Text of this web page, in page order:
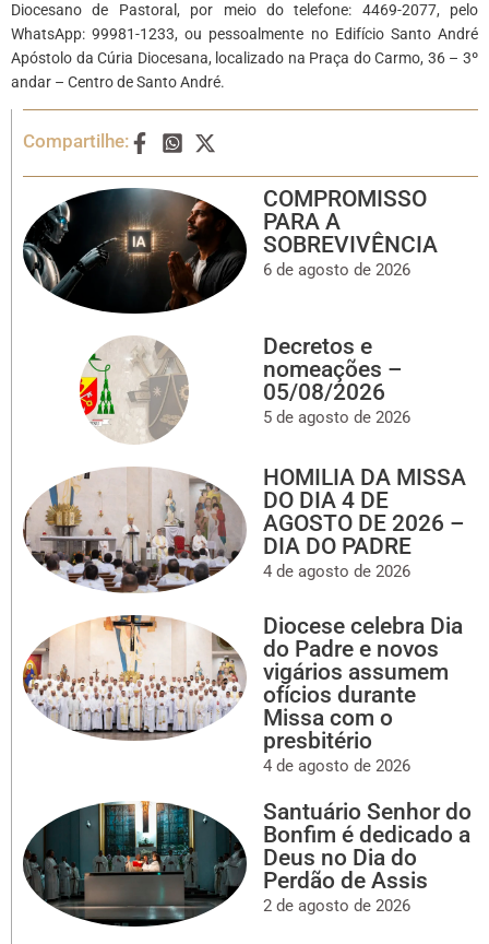
Diocesano de Pastoral, por meio do telefone: 4469-2077, pelo
WhatsApp: 99981-1233, ou pessoalmente no Edifício Santo André
Apóstolo da Cúria Diocesana, localizado na Praça do Carmo, 36 – 3º
andar – Centro de Santo André.
Compartilhe:
COMPROMISSO
PARA A
SOBREVIVÊNCIA
6 de agosto de 2026
Decretos e
nomeações –
05/08/2026
5 de agosto de 2026
HOMILIA DA MISSA
DO DIA 4 DE
AGOSTO DE 2026 –
DIA DO PADRE
4 de agosto de 2026
Diocese celebra Dia
do Padre e novos
vigários assumem
ofícios durante
Missa com o
presbitério
4 de agosto de 2026
Santuário Senhor do
Bonfim é dedicado a
Deus no Dia do
Perdão de Assis
2 de agosto de 2026